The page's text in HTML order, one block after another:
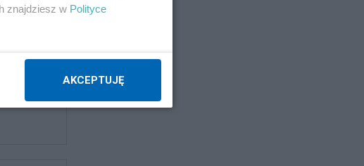
znajdziesz w Polityce
AKCEPTUJĘ